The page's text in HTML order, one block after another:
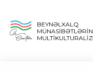
BEYNƏLXALQ